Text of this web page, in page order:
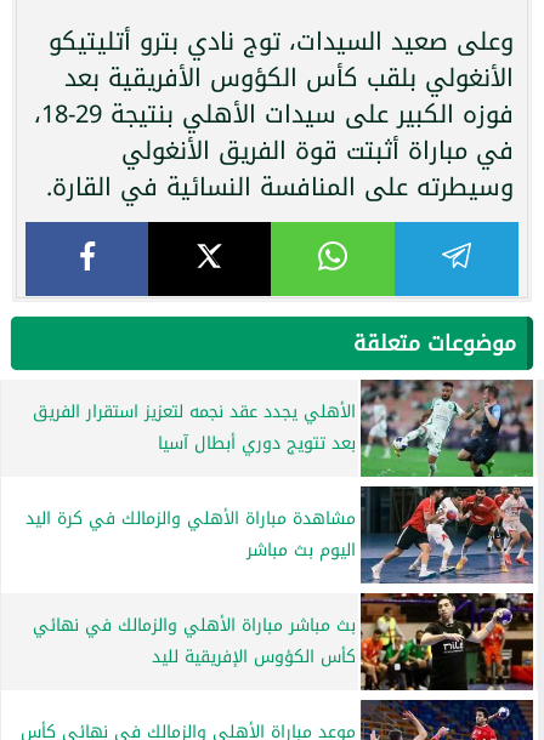
وعلى صعيد السيدات، توج نادي بترو أتليتيكو
الأنغولي بلقب كأس الكؤوس الأفريقية بعد
فوزه الكبير على سيدات الأهلي بنتيجة 29-18،
في مباراة أثبتت قوة الفريق الأنغولي
وسيطرته على المنافسة النسائية في القارة.
موضوعات متعلقة
الأهلي يجدد عقد نجمه لتعزيز استقرار الفريق
بعد تتويج دوري أبطال آسيا
مشاهدة مباراة الأهلي والزمالك في كرة اليد
اليوم بث مباشر
بث مباشر مباراة الأهلي والزمالك في نهائي
كأس الكؤوس الإفريقية لليد
موعد مباراة الأهلي والزمالك في نهائي كأس